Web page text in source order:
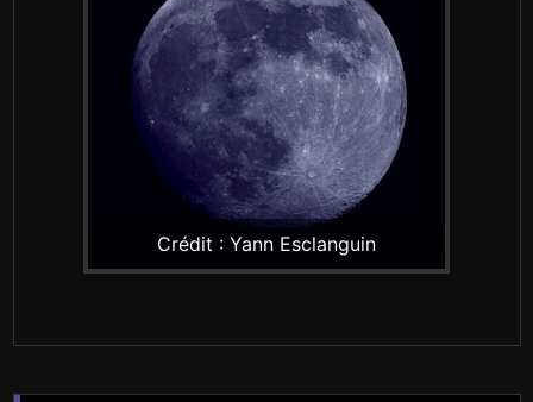
Crédit : Yann Esclanguin